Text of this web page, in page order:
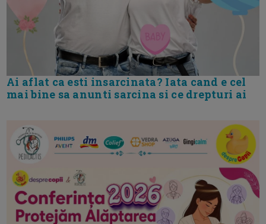
Ai aflat ca esti insarcinata? Iata cand e cel
mai bine sa anunti sarcina si ce drepturi ai